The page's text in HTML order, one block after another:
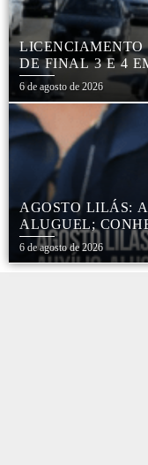
LICENCIAMENTO
DE FINAL 3 E 4
6 de agosto de 2026
AGOSTO LILÁS:
ALUGUEL;
PROTEÇÃO ÀS
6 de agosto de 2026